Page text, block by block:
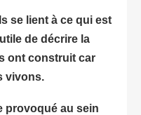
se lient à ce qui est
de décrire la
ont construit car
vivons.
provoqué au sein